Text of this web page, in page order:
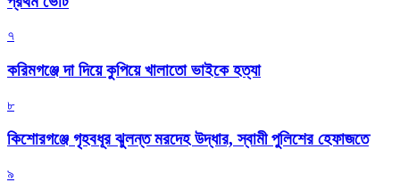
৭
করিমগঞ্জে দা দিয়ে কুপিয়ে খালাতো ভাইকে হত্যা
৮
কিশোরগঞ্জে গৃহবধূর ঝুলন্ত মরদেহ উদ্ধার, স্বামী পুলিশের হেফাজতে
৯